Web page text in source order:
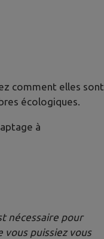
comment elles sont
écologiques.
à
nécessaire pour
puissiez vous